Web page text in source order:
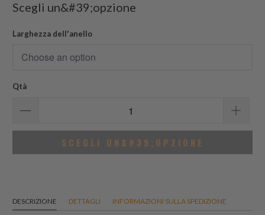
totali
Scegli un&#39;opzione
Larghezza dell'anello
Qtà
SCEGLI UN&#39;OPZIONE
DESCRIZIONE DETTAGLI INFORMAZIONI SULLA SPEDIZIONE